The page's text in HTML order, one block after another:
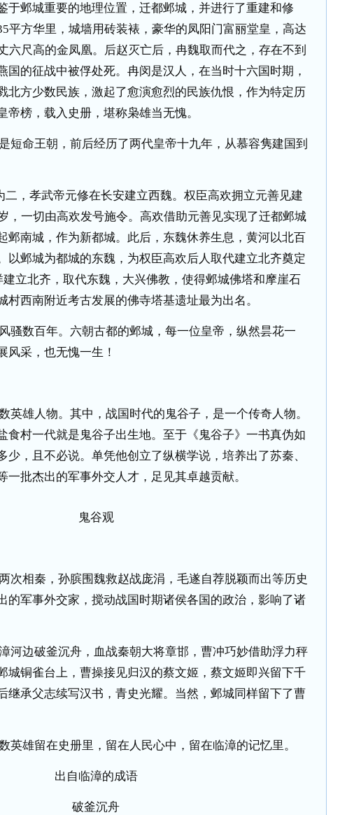
于邺城重要的地理位置，迁都邺城，并进行了重建和修
平方华里，城墙用砖装裱，豪华的凤阳门富丽堂皇，高达
六尺高的金凤凰。后赵灭亡后，冉魏取而代之，存在不到
国的征战中被俘处死。冉闵是汉人，在当时十六国时期，
北方少数民族，激起了愈演愈烈的民族仇恨，作为特定历
帝榜，载入史册，堪称枭雄当无愧。
短命王朝，前后经历了两代皇帝十九年，从慕容隽建国到
二，孝武帝元修在长安建立西魏。权臣高欢拥立元善见建
，一切由高欢发号施令。高欢借助元善见实现了迁都邺城
邺南城，作为新都城。此后，东魏休养生息，黄河以北百
以邺城为都城的东魏，为权臣高欢后人取代建立北齐奠定
建立北齐，取代东魏，大兴佛教，使得邺城佛塔和摩崖石
村西南附近考古发展的佛寺塔基遗址最为出名。
骚数百年。六朝古都的邺城，每一位皇帝，纵然昙花一
风采，也无愧一生！
英雄人物。其中，战国时代的鬼谷子，是一个传奇人物。
食村一代就是鬼谷子出生地。至于《鬼谷子》一书真伪如
少，且不必说。单凭他创立了纵横学说，培养出了苏秦、
一批杰出的军事外交人才，足见其卓越贡献。
鬼谷观
次相秦，孙膑围魏救赵战庞涓，毛遂自荐脱颖而出等历史
的军事外交家，搅动战国时期诸侯各国的政治，影响了诸
河边破釜沉舟，血战秦朝大将章邯，曹冲巧妙借助浮力秤
城铜雀台上，曹操接见归汉的蔡文姬，蔡文姬即兴留下千
继承父志续写汉书，青史光耀。当然，邺城同样留下了曹
英雄留在史册里，留在人民心中，留在临漳的记忆里。
出自临漳的成语
破釜沉舟